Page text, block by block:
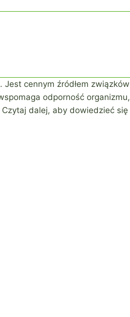
cennym źródłem związków
odporność organizmu,
dalej, aby dowiedzieć się